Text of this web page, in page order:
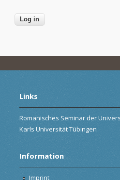
Links
Romanisches Seminar der
Karls Universität Tübingen
Information
Imprint